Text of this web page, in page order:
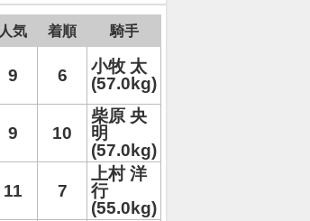
人気 着順 騎手
9 6
小牧 太
(57.0kg)
9 10
柴原 央
明
(57.0kg)
11 7
上村 洋
行
(55.0kg)